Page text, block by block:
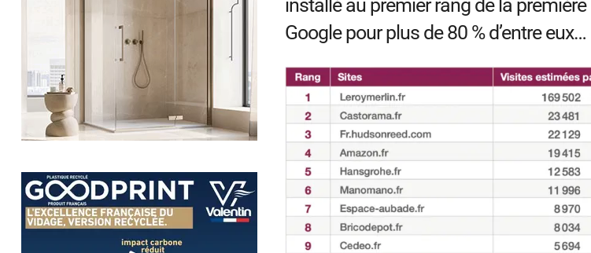
installé au premier rang de la
Google pour plus de 80 % d’entre eux…